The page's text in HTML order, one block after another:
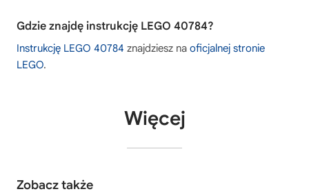
Gdzie znajdę instrukcję LEGO 40784?
Instrukcję LEGO 40784 znajdziesz na oficjalnej stronie
LEGO.
Więcej
Zobacz także